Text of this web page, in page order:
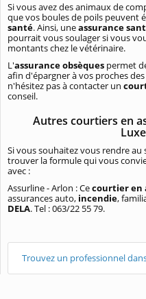
Si vous avez des animaux de
que vos boules de poils peuvent
santé. Ainsi, uneassurance
pourrait vous soulager si vous
montants chez le vétérinaire.
L'assurance obsèques permet
afin d'épargner à vos proches
n'hésitez pas à contacter un
conseil.
Autres courtiers en
Si vous souhaitez vous rendre
trouver la formule qui vous
avec :
Assurline - Arlon : Cecourtier en
assurances auto, incendie,
DELA. Tel : 063/22 55 79.
Trouvez un professionnel